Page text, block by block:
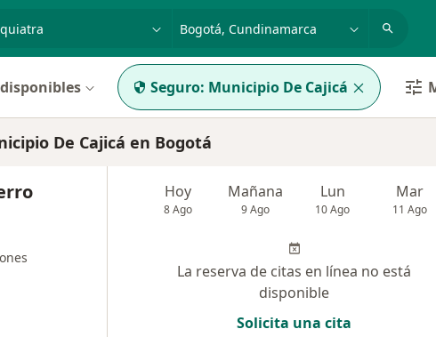
enfermedad o nombre
p. ej. Bogotá
Seguro: Municipio De Cajicá
De Cajicá en Bogotá
Hoy
8 Ago
Mañana
9 Ago
Lun
10 Ago
Mar
11 Ago
La reserva de citas en línea no está
disponible
Solicita una cita